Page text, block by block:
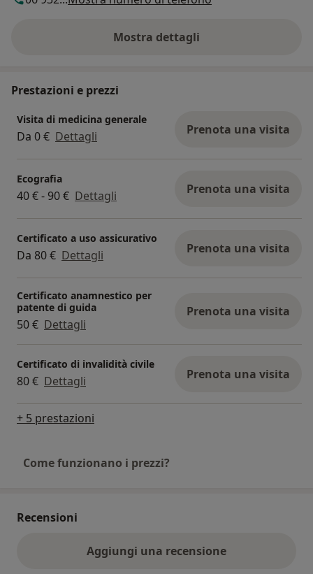
Mostra dettagli
sull'indirizzo
Prestazioni e prezzi
Visita di medicina generale
Da 0 € Dettagli Prenota una visita
Ecografia
40 € - 90 € Dettagli Prenota una visita
Certificato a uso assicurativo
Da 80 € Dettagli Prenota una visita
Certificato anamnestico per
patente di guida
50 € Dettagli
Prenota una visita
Certificato di invalidità civile
80 € Dettagli Prenota una visita
+ 5 prestazioni
Come funzionano i prezzi?
Recensioni
Aggiungi una recensione